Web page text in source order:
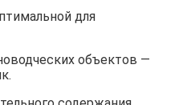
для
объектов —